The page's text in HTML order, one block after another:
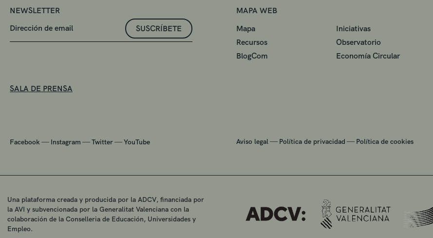
NEWSLETTER
SUSCRÍBETE
SALA DE PRENSA
Facebook — Instagram —Twitter—YouTube
MAPA WEB
Mapa
Iniciativas
Recursos
Observatorio
BlogCom
Economía Circular
Aviso legal — Política de privacidad — Política de cookies
Una plataforma creada y producida por la ADCV, financiada por
la AVI y subvencionada por la Generalitat Valenciana con la
colaboración de la Conselleria de Educación, Universidades y
Empleo.